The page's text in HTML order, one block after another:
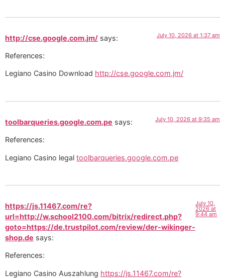
http://cse.google.com.jm/ says: July 10, 2026 at 1:37 am
References:
Legiano Casino Download http://cse.google.com.jm/
toolbarqueries.google.com.pe says: July 10, 2026 at 9:35 am
References:
Legiano Casino legal toolbarqueries.google.com.pe
https://js.11467.com/re?
url=http://w.school2100.com/bitrix/redirect.php?
goto=https://de.trustpilot.com/review/der-wikinger-
shop.de says:
July 10,
2026 at
9:44 am
References:
Legiano Casino Auszahlung https://js.11467.com/re?